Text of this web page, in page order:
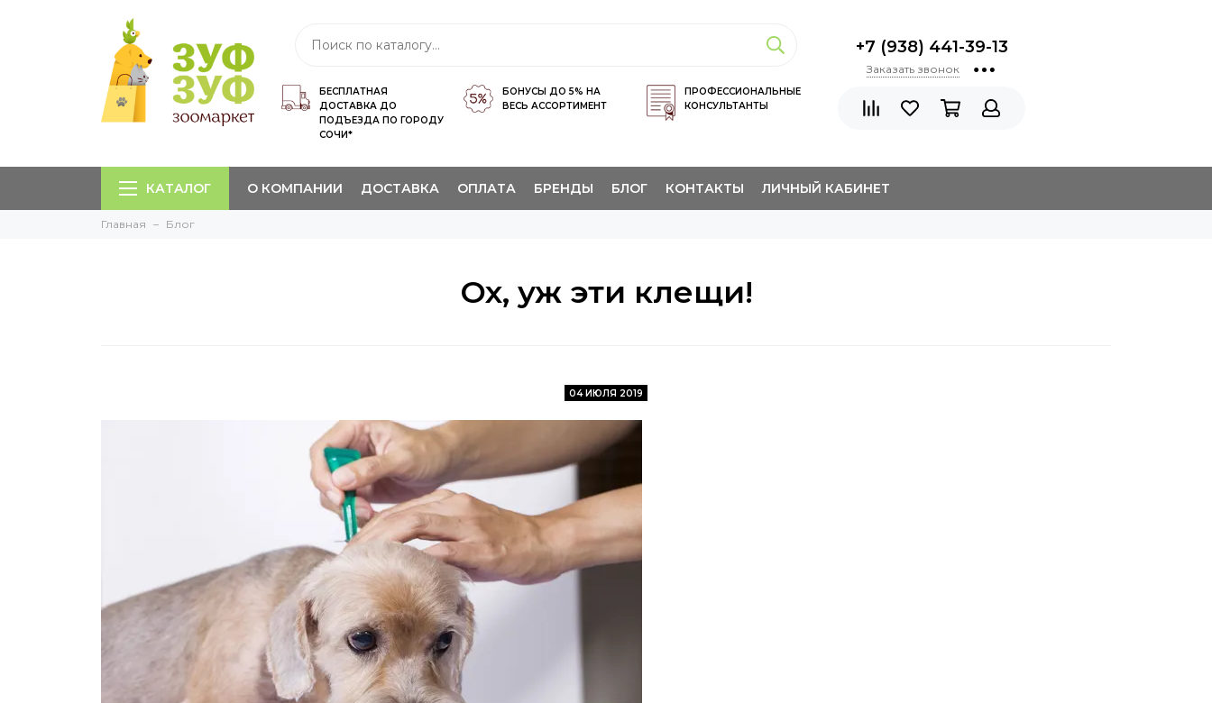
БЕСПЛАТНАЯ
ДОСТАВКА ДО
ПОДЪЕЗДА ПО ГОРОДУ
СОЧИ*
БОНУСЫ ДО 5% НА
ВЕСЬ АССОРТИМЕНТ
ПРОФЕССИОНАЛЬНЫЕ
КОНСУЛЬТАНТЫ
+7 (938) 441-39-13
Заказать звонок
КАТАЛОГ О КОМПАНИИ ДОСТАВКА ОПЛАТА БРЕНДЫ БЛОГ КОНТАКТЫ ЛИЧНЫЙ КАБИНЕТ
Главная Блог
Ох, уж эти клещи!
04 ИЮЛЯ 2019